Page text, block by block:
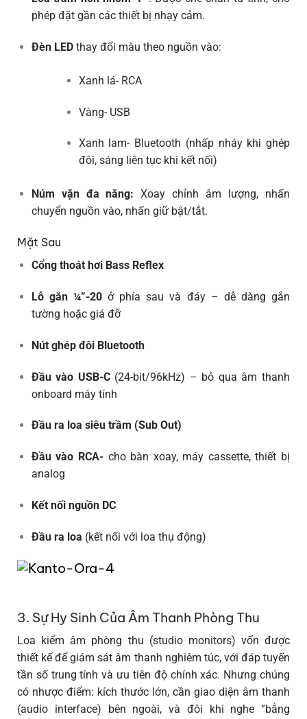
phép đặt gần các thiết bị nhạy cảm.
Đèn LEDthay đổi màu theo nguồn vào:
Xanh lá- RCA
Vàng- USB
Xanh lam- Bluetooth (nhấp nháy khi ghép
đôi, sáng liên tục khi kết nối)
Núm vặn đa năng: Xoay chỉnh âm lượng, nhấn
chuyển nguồn vào, nhấn giữ bật/tắt.
Mặt Sau
Cổng thoát hơi Bass Reflex
Lỗ gắn ¼”-20 ở phía sau và đáy – dễ dàng gắn
tường hoặc giá đỡ
Nút ghép đôi Bluetooth
Đầu vào USB-C(24-bit/96kHz) – bỏ qua âm thanh
onboard máy tính
Đầu ra loa siêu trầm (Sub Out)
Đầu vào RCA-cho bàn xoay, máy cassette, thiết bị
analog
Kết nối nguồn DC
Đầu ra loa (kết nối với loa thụ động)
3. Sự Hy Sinh Của Âm Thanh Phòng Thu
Loa kiểm âm phòng thu (studio monitors) vốn được
thiết kế để giám sát âm thanh nghiêm túc, với đáp tuyến
tần số trung tính và ưu tiên độ chính xác. Nhưng chúng
có nhược điểm: kích thước lớn, cần giao diện âm thanh
(audio interface) bên ngoài, và đôi khi nghe “bằng